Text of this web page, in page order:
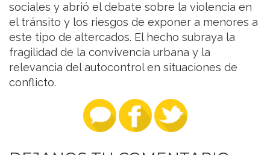
sociales y abrió el debate sobre la violencia en
el tránsito y los riesgos de exponer a menores a
este tipo de altercados. El hecho subraya la
fragilidad de la convivencia urbana y la
relevancia del autocontrol en situaciones de
conflicto.